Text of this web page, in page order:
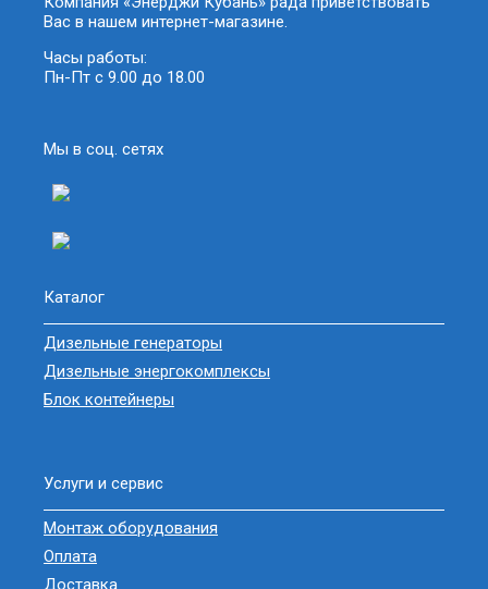
Вас в нашем интернет-магазине.
Часы работы:
Пн-Пт с 9.00 до 18.00
Мы в соц. сетях
Каталог
Дизельные генераторы
Дизельные энергокомплексы
Блок контейнеры
Услуги и сервис
Монтаж оборудования
Оплата
Доставка